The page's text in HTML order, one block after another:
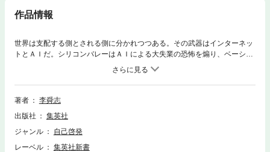
作品情報
世界は支配する側とされる側に分かれつつある。その武器はインターネッ
トとＡＩだ。シリコンバレーはＡＩによる大失業の恐怖を煽り、ベーシッ
クインカムを救済策と称するが背後に支配拡大の意図が潜む。人は専制的
ディストピアを受け入れるしかないのか？ しかし、オードリー・タンや
Ｅ・グレン・ワイルらが提唱する多元技術PLURALITY(プルラリティ)とそ
こから導き出されるデジタル民主主義は、市民が協働してコモンを築く未
る。あなたは無価値ではない。テクノロジーによる支配ではなく、健全な
懐疑心を保ち、多元性にひらかれた社会への道を示す一冊。
著者
李舜志
出版社
集英社
ジャンル
自己啓発
レーベル
集英社新書